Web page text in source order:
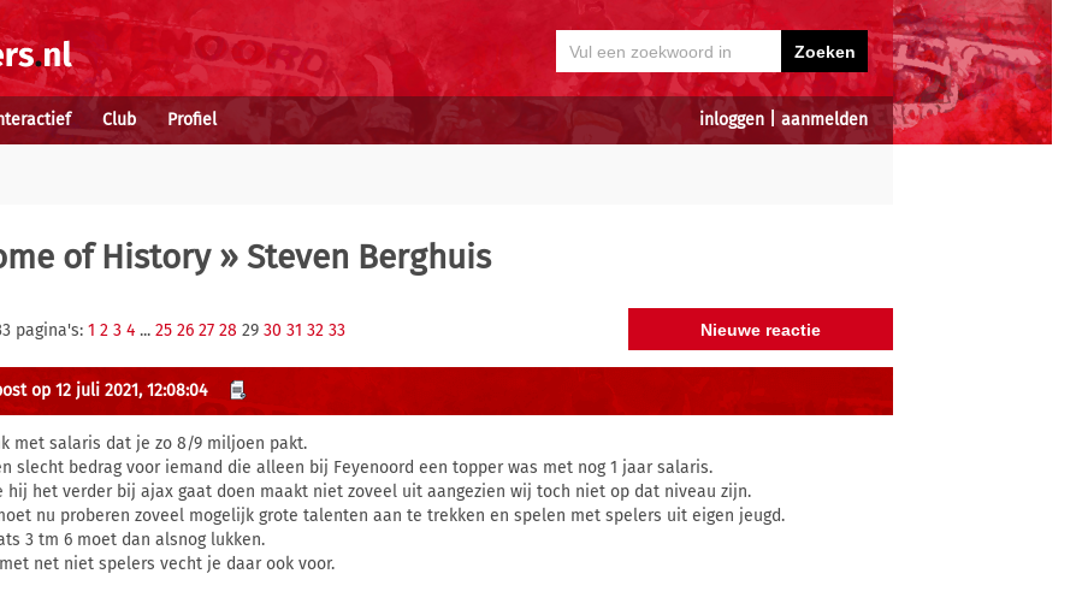
inloggen aanmelden
Club Profiel
of History» Steven Berghuis
pagina's: 1 2 3 4 ... 25 26 27 28 29 30 31 32 33
op 12 juli 2021, 12:08:04
met salaris dat je zo 8/9 miljoen pakt.
slecht bedrag voor iemand die alleen bij Feyenoord een topper was met nog 1 jaar salaris.
hij het verder bij ajax gaat doen maakt niet zoveel uit aangezien wij toch niet op dat niveau zijn.
nu proberen zoveel mogelijk grote talenten aan te trekken en spelen met spelers uit eigen jeugd.
3 tm 6 moet dan alsnog lukken.
net niet spelers vecht je daar ook voor.